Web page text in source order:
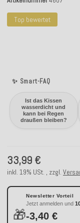
Top bewertet
✨ Smart-FAQ
Ist das Kissen
wasserdicht und
kann bei Regen
draußen bleiben?
33,99 €
inkl. 19% USt. , zzgl.
🎁
Newsletter Vorteil
Jetzt anmelden und
-3,40 €